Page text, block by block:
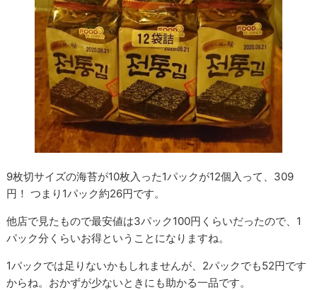
9枚切サイズの海苔が10枚入った1パックが12個入って、309
円！ つまり1パック約26円です。
他店で見たもので最安値は3パック100円くらいだったので、1
パック分くらいお得ということになりますね。
1パックでは足りないかもしれませんが、2パックでも52円です
からね。おかずが少ないときにも助かる一品です。